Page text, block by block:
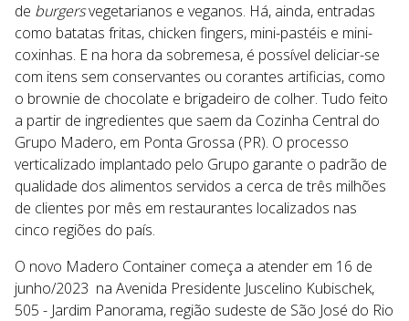
de burgersvegetarianos e veganos. Há, ainda, entradas
como batatas fritas, chicken fingers, mini-pastéis e mini-
coxinhas. E na hora da sobremesa, é possível deliciar-se
com itens sem conservantes ou corantes artificias, como
o brownie de chocolate e brigadeiro de colher. Tudo feito
a partir de ingredientes que saem da Cozinha Central do
Grupo Madero, em Ponta Grossa (PR). O processo
verticalizado implantado pelo Grupo garante o padrão de
qualidade dos alimentos servidos a cerca de três milhões
de clientes por mês em restaurantes localizados nas
cinco regiões do país.
O novo Madero Container começa a atender em 16 de
junho/2023 na Avenida Presidente Juscelino Kubischek,
505 - Jardim Panorama, região sudeste de São José do Rio